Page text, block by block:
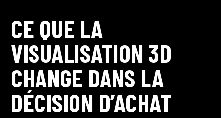
CE QUE LA
VISUALISATION 3D
CHANGE DANS LA
DÉCISION D’ACHAT